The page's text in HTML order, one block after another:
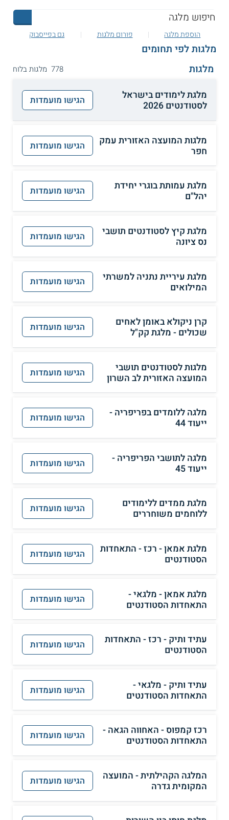
הוספת מלגה פורום מלגות גם בפייסבוק
מלגות לפי תחומים
מלגות
778 מלגות בלוח
מלגת לימודים בישראל
לסטודנטים 2026
הגישו מועמדות
מלגות המועצה האזורית עמק
חפר
הגישו מועמדות
מלגת עמותת בוגרי יחידת
יהל"ם
הגישו מועמדות
מלגת קיץ לסטודנטים תושבי
נס ציונה
הגישו מועמדות
מלגת עיריית נתניה למשרתי
המילואים
הגישו מועמדות
קרן ניקולא באומן לאחים
שכולים - מלגת קק"ל
הגישו מועמדות
מלגות לסטודנטים תושבי
המועצה האזורית לב השרון
הגישו מועמדות
מלגה ללומדים בפריפריה -
ייעוד 44
הגישו מועמדות
מלגה לתושבי הפריפריה -
ייעוד 45
הגישו מועמדות
מלגת ממדים ללימודים
ללוחמים משוחררים
הגישו מועמדות
מלגת אמאן - רכז - התאחדות
הסטודנטים
הגישו מועמדות
מלגת אמאן - מלגאי -
התאחדות הסטודנטים
הגישו מועמדות
עתיד ותיק - רכז - התאחדות
הסטודנטים
הגישו מועמדות
עתיד ותיק - מלגאי -
התאחדות הסטודנטים
הגישו מועמדות
רכז קמפוס - האחווה הגאה -
התאחדות הסטודנטים
הגישו מועמדות
המלגה הקהילתית - המועצה
המקומית גדרה
הגישו מועמדות